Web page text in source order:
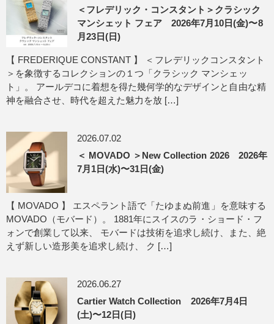
＜フレデリック・コンスタント＞クラシック
マンシェット フェア 2026年7月10日(金)〜8
月23日(日)
【 FREDERIQUE CONSTANT 】 ＜フレデリックコンスタント
＞を象徴するコレクションの１つ「クラシック マンシェッ
ト」。 アールデコに着想を得た幾何学的なデザインと自由な精
神を融合させ、時代を超えた魅力を放 […]
2026.07.02
＜ MOVADO ＞New Collection 2026 2026年
7月1日(水)〜31日(金)
【 MOVADO 】 エスペラント語で「たゆまぬ前進」を意味する
MOVADO（モバード）。 1881年にスイスのラ・ショード・フ
ォンで創業して以来、 モバードは技術を追求し続け、また、絶
えず新しい造形美を追求し続け、 ク […]
2026.06.27
Cartier Watch Collection 2026年7月4日
(土)〜12日(日)